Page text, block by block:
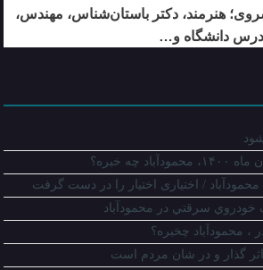
هنرمند، دکتر باستان‌شناس، مهندس،
دانشگاه و…
چه خبره؟
/ اختیاری اختیار را در دست گرفت
سرقتي در محمودآباد
، محمودآباد چخبره؟
اثر گذار و در شان مردم است